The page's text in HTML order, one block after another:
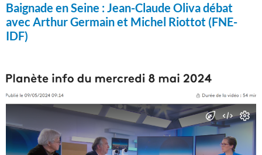
Baignade en Seine :Jean-Claude Oliva débat
avec Arthur Germain et Michel Riottot (FNE-
IDF)